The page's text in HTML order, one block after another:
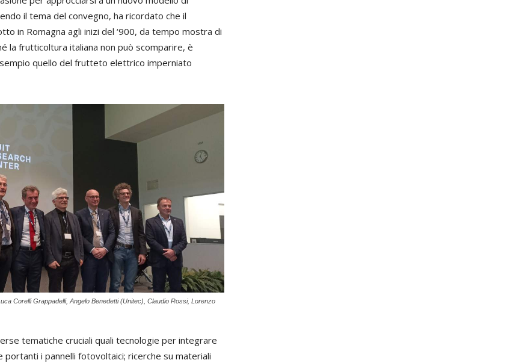
il tema del convegno, ha ricordato che il
in Romagna agli inizi del ‘900, da tempo mostra di
la frutticoltura italiana non può scomparire, è
quello del frutteto elettrico imperniato
Corelli Grappadelli, Angelo Benedetti (Unitec), Claudio Rossi, Lorenzo
tematiche cruciali quali tecnologie per integrare
i pannelli fotovoltaici; ricerche su materiali